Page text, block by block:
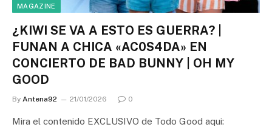
MAGAZINE
¿KIWI SE VA A ESTO ES GUERRA? |
FUNAN A CHICA «AC0S4DA» EN
CONCIERTO DE BAD BUNNY | OH MY
GOOD
By Antena92 21/01/2026 0
Mira el contenido EXCLUSIVO de Todo Good aqui: